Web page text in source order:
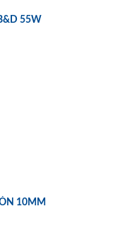
55W
INCISIÓN 10MM